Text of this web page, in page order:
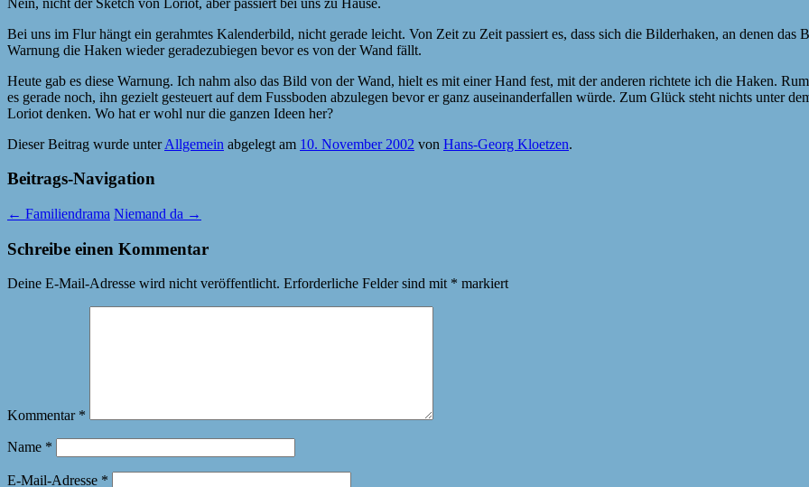
Bei uns im Flur hängt ein gerahmtes Kalenderbild, nicht gerade leicht. Von Zeit zu Zeit passiert es, dass sich die Bilderhaken, an denen
Warnung die Haken wieder geradezubiegen bevor es von der Wand fällt.
Heute gab es diese Warnung. Ich nahm also das Bild von der Wand, hielt es mit einer Hand fest, mit der anderen richtete ich die Haken.
es gerade noch, ihn gezielt gesteuert auf dem Fussboden abzulegen bevor er ganz auseinanderfallen würde. Zum Glück steht nichts unter
Loriot denken. Wo hat er wohl nur die ganzen Ideen her?
Dieser Beitrag wurde unterAllgemein abgelegt am 10. November 2002 von Hans-Georg Kloetzen.
Beitrags-Navigation
← Familiendrama Niemand da →
Schreibe einen Kommentar
Deine E-Mail-Adresse wird nicht veröffentlicht. Erforderliche Felder sind mit * markiert
Kommentar *
Name *
E-Mail-Adresse *